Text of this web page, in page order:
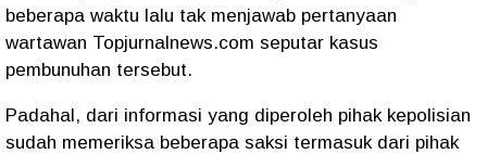
beberapa waktu lalu tak menjawab pertanyaan
wartawan Topjurnalnews.com seputar kasus
pembunuhan tersebut.
Padahal, dari informasi yang diperoleh pihak kepolisian
sudah memeriksa beberapa saksi termasuk dari pihak